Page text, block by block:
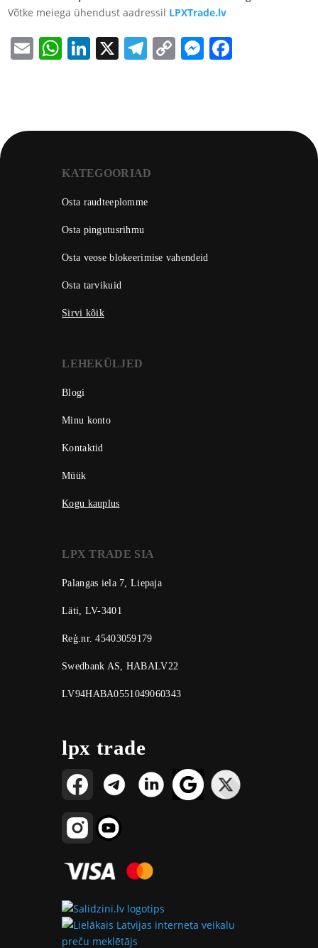
Võtke meiega ühendust aadressil LPXTrade.lv
EmailWhatsApp
LinkedIn
X Telegram
Copy
KATEGOORIAD
Osta raudteeplomme
Osta pingutusrihmu
Osta veose blokeerimise vahendeid
Osta tarvikuid
Sirvi kõik
LEHEKÜLJED
Blogi
Minu konto
Kontaktid
Müük
Kogu kauplus
LPX TRADE SIA
Palangas iela 7, Liepaja
Läti, LV-3401
Reģ.nr. 45403059179
Swedbank AS, HABALV22
LV94HABA0551049060343
lpx trade